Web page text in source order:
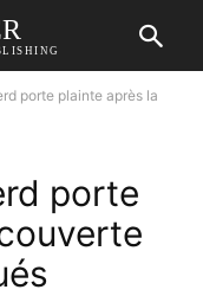
porte plainte après la
porte